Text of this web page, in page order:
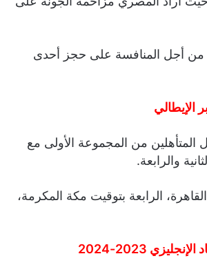
من أجل المنافسة على حجز أحدى
الإيطالي
المتأهلين من المجموعة الأولى مع
والرابعة.
الرابعة بتوقيت مكة المكرمة،
2023-2024